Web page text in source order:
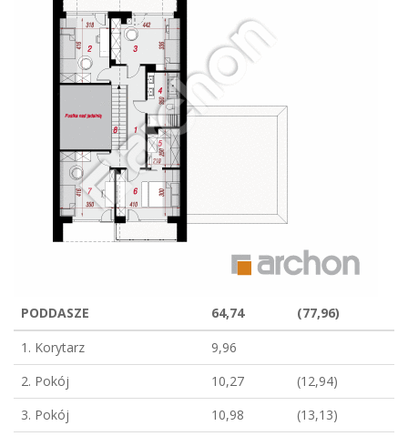
PODDASZE 64,74
(77,96)
1. Korytarz
9,96
2. Pokój
10,27
(12,94)
3. Pokój
10,98
(13,13)